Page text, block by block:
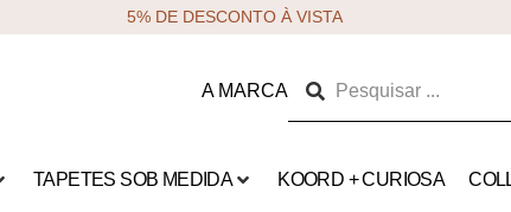
5% DE DESCONTO À VISTA
A MARCA
TAPETES SOB MEDIDA KOORD + CURIOSA